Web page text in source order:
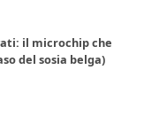
il microchip che
del sosia belga)